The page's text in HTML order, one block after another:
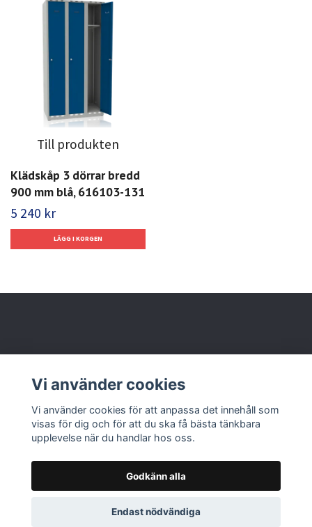
Till produkten
Klädskåp 3 dörrar bredd
900 mm blå, 616103-131
5 240 kr
Läs mer
© 2026 Nolbox AB
Vi använder cookies
Vi använder cookies för att anpassa det innehåll som
visas för dig och för att du ska få bästa tänkbara
upplevelse när du handlar hos oss.
Godkänn alla
Endast nödvändiga